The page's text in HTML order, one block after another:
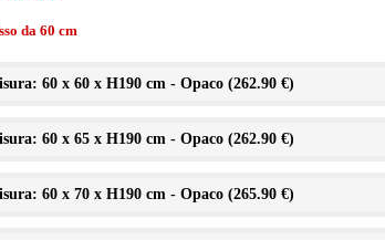
da 60 cm
60 x 60 x H190 cm - Opaco (262.90 €)
60 x 65 x H190 cm - Opaco (262.90 €)
60 x 70 x H190 cm - Opaco (265.90 €)